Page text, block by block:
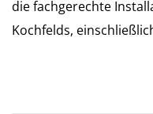
die fachgerechte
Kochfelds,